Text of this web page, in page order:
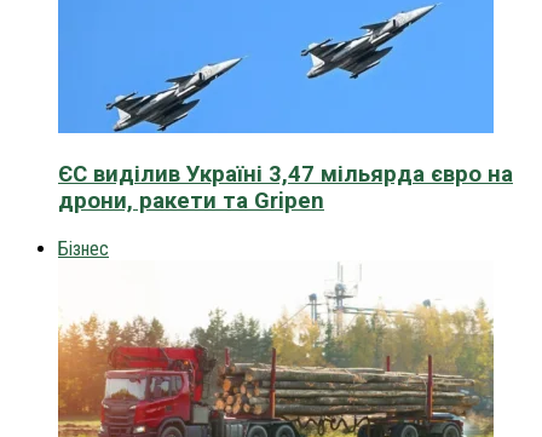
ЄС виділив Україні 3,47 мільярда євро на
дрони, ракети та Gripen
Бізнес